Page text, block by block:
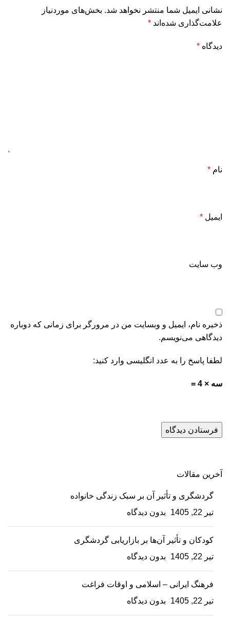
نشانی ایمیل شما منتشر نخواهد شد. بخش‌های موردنیاز
علامت‌گذاری شده‌اند *
دیدگاه *
نام *
ایمیل *
وب‌ سایت
ذخیره نام، ایمیل و وبسایت من در مرورگر برای زمانی که دوباره
دیدگاهی می‌نویسم.
لطفا پاسخ را به عدد انگلیسی وارد کنید:
سه × 4 =
آخرین مقالات
گردشگری و تأثیر آن بر سبک زندگی خانواده
تیر 22, 1405
بدون دیدگاه
کودکان و تأثیر آن‌ها بر بازاریابی گردشگری
تیر 22, 1405
بدون دیدگاه
فرهنگ ایرانی – اسلامی و اوقات فراغت
تیر 22, 1405
بدون دیدگاه